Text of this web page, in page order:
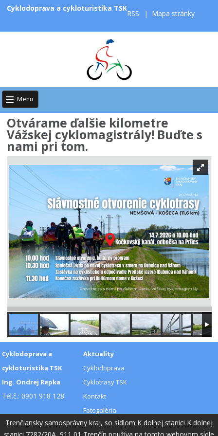
Trenčiansky samosprávny kraj, so sídlom K dolnej stanici K dolnej
Cyklodoprava a cykloturistika TSK
RSS | Mapa stránky
Menu
Otvárame ďalšie kilometre
Vážskej cyklomagistrály! Buďte s
nami pri tom.
Cyklodoprava a
cykloturistika TSK
Ing. Ondrej Repka
Tel.č.: 0901 918 128
Aktuality
Cyklodoprava
Cyklotrasy TSK
Kontakt
Fotogaléria
Videogaléria